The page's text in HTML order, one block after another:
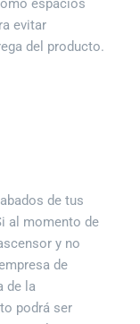
espacios
evitar
del producto.
de tus
al momento de
y no
de
de la
podrá ser